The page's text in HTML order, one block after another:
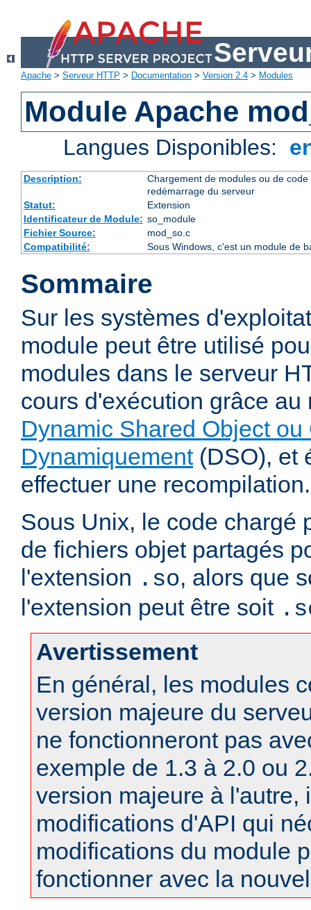
Apache > Serveur HTTP > Documentation > Version 2.4 > Modules
Module Apache
Langues Disponibles:
Description:
Chargement de modules ou de
redémarrage du serveur
Statut:
Extension
Identificateur de Module: so_module
Fichier Source:
mod_so.c
Compatibilité:
Sous Windows, c'est un module de
Sommaire
Sur les systèmes
module peut être utilisé
modules dans le serveur
cours d'exécution grâce au
Dynamic Shared Object
Dynamiquement(DSO), et
effectuer une recompilation.
Sous Unix, le code chargé
de fichiers objet partagés
l'extension .so, alors que
l'extension peut être soit
Avertissement
En général, les modules
version majeure du
ne fonctionneront pas
exemple de 1.3 à 2.0 ou
version majeure à l'autre,
modifications d'API qui
modifications du module
fonctionner avec la